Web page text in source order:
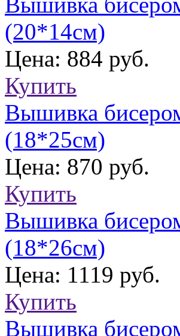
(20*14см)
Цена: 884 руб.
Купить
Вышивка
(18*25см)
Цена: 870 руб.
Купить
Вышивка
(18*26см)
Цена: 1119 руб.
Купить
Вышивка